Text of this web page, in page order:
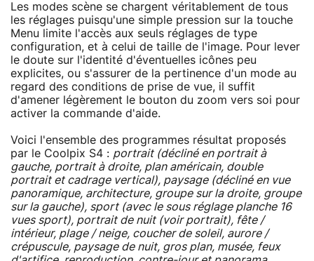
Les modes scène se chargent véritablement de tous
les réglages puisqu'une simple pression sur la touche
Menu limite l'accès aux seuls réglages de type
configuration, et à celui de taille de l'image. Pour lever
le doute sur l'identité d'éventuelles icônes peu
explicites, ou s'assurer de la pertinence d'un mode au
regard des conditions de prise de vue, il suffit
d'amener légèrement le bouton du zoom vers soi pour
activer la commande d'aide.
Voici l'ensemble des programmes résultat proposés
par le Coolpix S4 : portrait (décliné en portrait à
gauche, portrait à droite, plan américain, double
portrait et cadrage vertical), paysage (décliné en vue
panoramique, architecture, groupe sur la droite, groupe
sur la gauche), sport (avec le sous réglage planche 16
vues sport), portrait de nuit (voir portrait), fête /
intérieur, plage / neige, coucher de soleil, aurore /
crépuscule, paysage de nuit, gros plan, musée, feux